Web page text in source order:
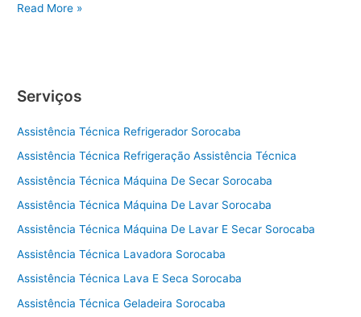
A
t
n
c
a
t
n
i
a
Read More »
Serviços
Assistência Técnica Refrigerador Sorocaba
Assistência Técnica Refrigeração Assistência Técnica
Assistência Técnica Máquina De Secar Sorocaba
Assistência Técnica Máquina De Lavar Sorocaba
Assistência Técnica Máquina De Lavar E Secar Sorocaba
Assistência Técnica Lavadora Sorocaba
Assistência Técnica Lava E Seca Sorocaba
Assistência Técnica Geladeira Sorocaba